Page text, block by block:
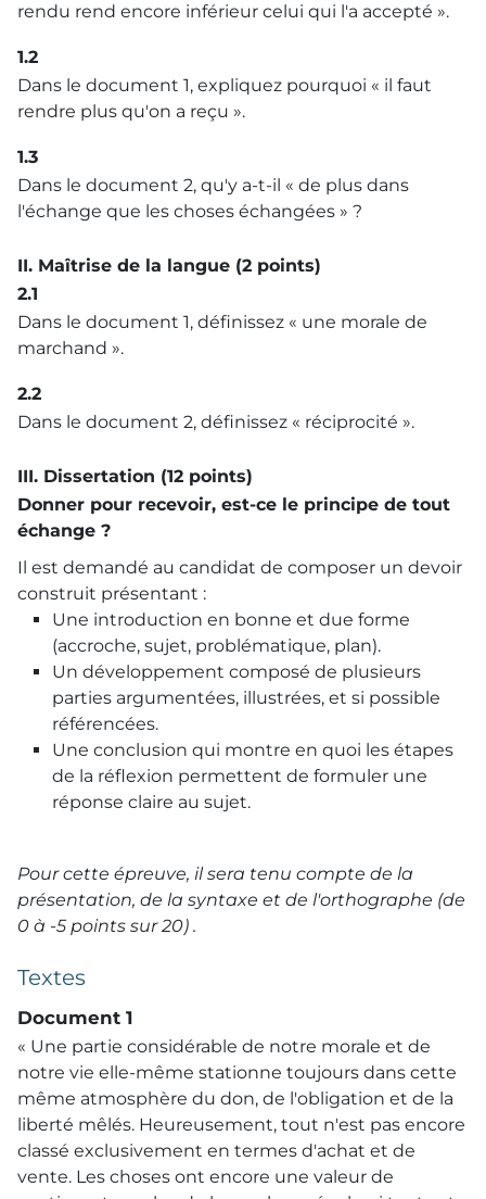
rendu rend encore inférieur celui qui l'a accepté ».
1.2
Dans le document 1, expliquez pourquoi « il faut
rendre plus qu'on a reçu ».
1.3
Dans le document 2, qu'y a-t-il « de plus dans
l'échange que les choses échangées » ?
II. Maîtrise de la langue (2 points)
2.1
Dans le document 1, définissez « une morale de
marchand ».
2.2
Dans le document 2, définissez « réciprocité ».
III. Dissertation (12 points)
Donner pour recevoir, est-ce le principe de tout
échange ?
Il est demandé au candidat de composer un devoir
construit présentant :
Une introduction en bonne et due forme
(accroche, sujet, problématique, plan).
Un développement composé de plusieurs
parties argumentées, illustrées, et si possible
référencées.
Une conclusion qui montre en quoi les étapes
de la réflexion permettent de formuler une
réponse claire au sujet.
Pour cette épreuve, il sera tenu compte de la
présentation, de la syntaxe et de l'orthographe (de
0 à -5 points sur 20) .
Textes
Document 1
« Une partie considérable de notre morale et de
notre vie elle-même stationne toujours dans cette
même atmosphère du don, de l'obligation et de la
liberté mêlés. Heureusement, tout n'est pas encore
classé exclusivement en termes d'achat et de
vente. Les choses ont encore une valeur de